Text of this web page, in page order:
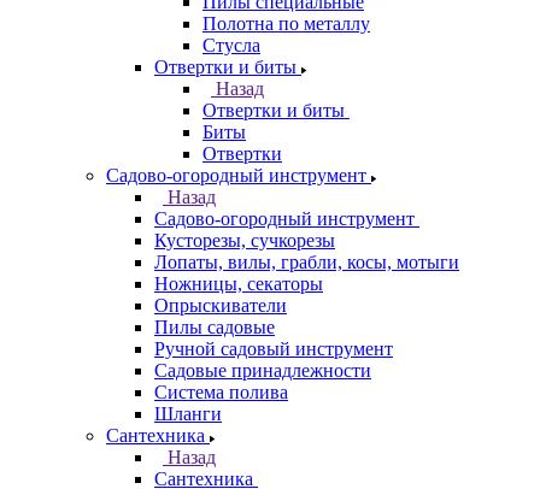
Полотна по металлу
Стусла
Отвертки и биты
Назад
Отвертки и биты
Биты
Отвертки
Садово-огородный инструмент
Назад
Садово-огородный инструмент
Кусторезы, сучкорезы
Лопаты, вилы, грабли, косы, мотыги
Ножницы, секаторы
Опрыскиватели
Пилы садовые
Ручной садовый инструмент
Садовые принадлежности
Система полива
Шланги
Сантехника
Назад
Сантехника